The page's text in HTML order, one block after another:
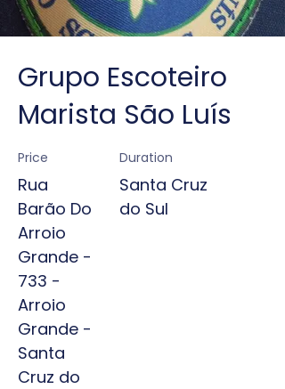
Grupo Escoteiro
Marista São Luís
Price
Rua
Barão Do
Arroio
Grande -
733 -
Arroio
Grande -
Santa
Cruz do
Duration
Santa Cruz
do Sul